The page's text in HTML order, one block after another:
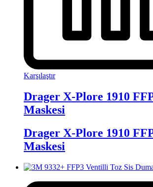
Karşılaştır
Drager X-Plore 1910
Maskesi
Drager X-Plore 1910
Maskesi